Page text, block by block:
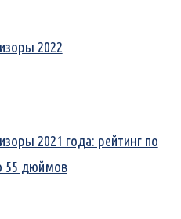
2022
2021 года: рейтинг по
55 дюймов